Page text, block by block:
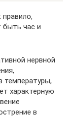
правило,
быть час и
нервной
температуры,
характерную
в